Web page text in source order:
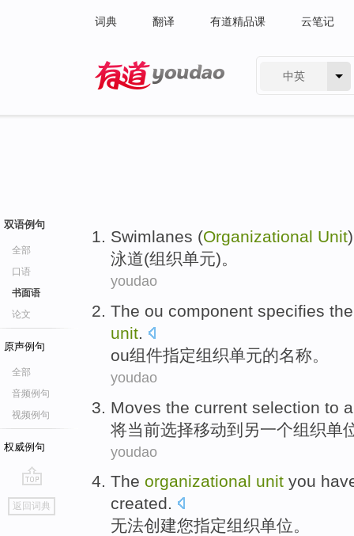
词典 翻译 有道精品课 云笔记
中英
双语例句
全部
口语
书面语
论文
原声例句
全部
音频例句
视频例句
权威例句
go
top
返回词典
Swimlanes (Organizational Unit
泳道(组织单元)。
youdao
The ou component specifies
unit.
ou组件指定组织单元的名称。
youdao
Moves the current selection to
将当前选择移动到 另一个组织单
youdao
The organizational unit you
created.
无法创建您指定组织单位。